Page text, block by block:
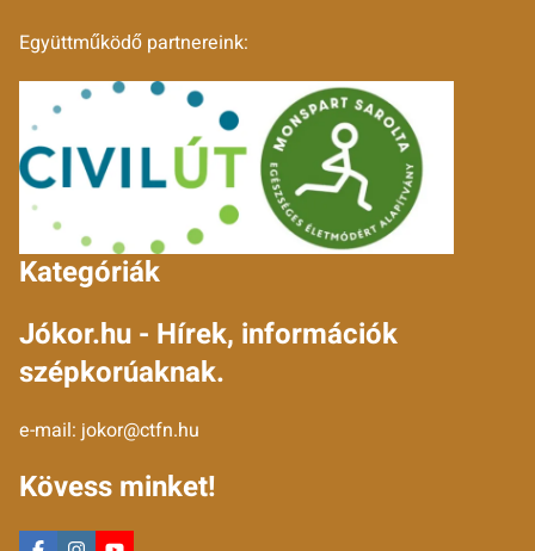
Együttműködő partnereink:
Kategóriák
Jókor.hu - Hírek, információk
szépkorúaknak.
e-mail: jokor@ctfn.hu
Kövess minket!